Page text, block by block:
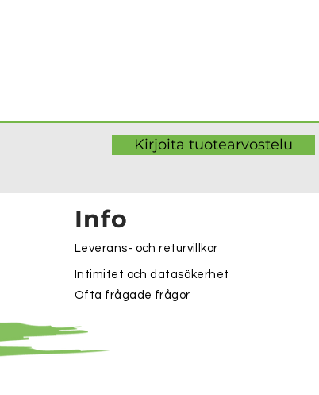
Kirjoita tuotearvostelu
Info
Leverans- och returvillkor
Intimitet och datasäkerhet
Ofta frågade frågor